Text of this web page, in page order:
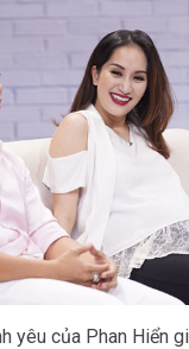
yêu của Phan Hiển